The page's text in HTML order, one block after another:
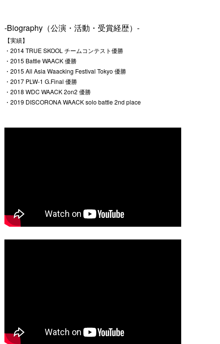
-Biography（公演・活動・受賞経歴）-
【実績】
・2014 TRUE SKOOL チームコンテスト優勝
・2015 Battle WAACK 優勝
・2015 All Asia Waacking Festival Tokyo 優勝
・2017 PLW-1 G.Final 優勝
・2018 WDC WAACK 2on2 優勝
・2019 DISCORONA WAACK solo battle 2nd place